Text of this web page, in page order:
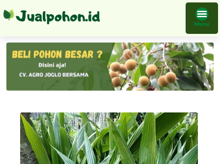
Bibit Kelapa Kopyor Asli Genjah Cepat Berbuah Recomended